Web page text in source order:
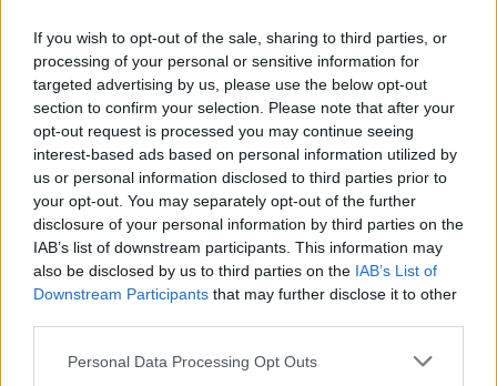
If you wish to opt-out of the sale, sharing to third parties, or
processing of your personal or sensitive information for
targeted advertising by us, please use the below opt-out
section to confirm your selection. Please note that after your
opt-out request is processed you may continue seeing
interest-based ads based on personal information utilized by
us or personal information disclosed to third parties prior to
your opt-out. You may separately opt-out of the further
disclosure of your personal information by third parties on the
IAB’s list of downstream participants. This information may
also be disclosed by us to third parties on the IAB’s List of
Downstream Participants that may further disclose it to other
Please note that this website/app uses one or more Google
Personal Data Processing Opt Outs